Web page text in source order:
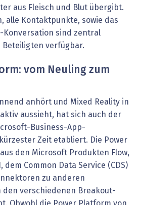
aus Fleisch und Blut übergibt.
alle Kontaktpunkte, sowie das
Konversation sind zentral
verfügbar.
vom Neuling zum
anhört und Mixed Reality in
aussieht, hat sich auch der
Business-App-
Zeit etabliert. Die Power
den Microsoft Produkten Flow,
dem Common Data Service (CDS)
zu anderen
den verschiedenen Breakout-